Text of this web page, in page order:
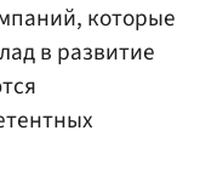
которые
в развитие